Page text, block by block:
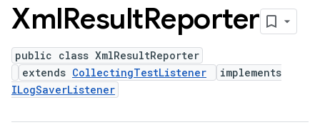
XmlResultReporter
public class XmlResultReporter
extends CollectingTestListener
implements
ILogSaverListener